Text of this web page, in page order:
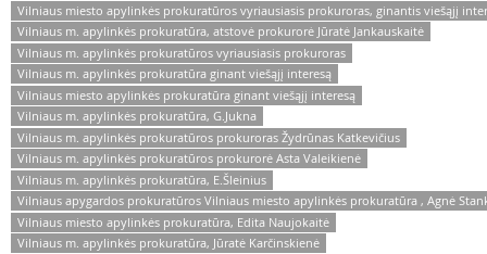
Vilniaus miesto apylinkės prokuratūros vyriausiasis prokuroras, ginantis viešąjį
Vilniaus m. apylinkės prokuratūra, atstovė prokurorė Jūratė Jankauskaitė
Vilniaus m. apylinkės prokuratūros vyriausiasis prokuroras
Vilniaus m. apylinkės prokuratūra ginant viešąjį interesą
Vilniaus miesto apylinkės prokuratūra ginant viešąjį interesą
Vilniaus m. apylinkės prokuratūra, G.Jukna
Vilniaus m. apylinkės prokuratūros prokuroras Žydrūnas Katkevičius
Vilniaus m. apylinkės prokuratūros prokurorė Asta Valeikienė
Vilniaus m. apylinkės prokuratūra, E.Šleinius
Vilniaus apygardos prokuratūros Vilniaus miesto apylinkės prokuratūra , Agnė
Vilniaus miesto apylinkės prokuratūra, Edita Naujokaitė
Vilniaus m. apylinkės prokuratūra, Jūratė Karčinskienė